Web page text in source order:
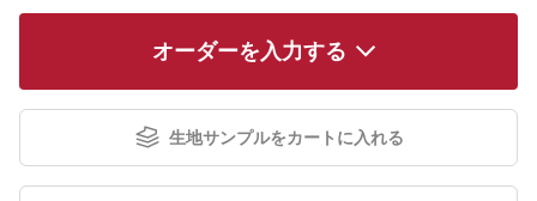
オーダーを入力する
生地サンプルをカートに入れる